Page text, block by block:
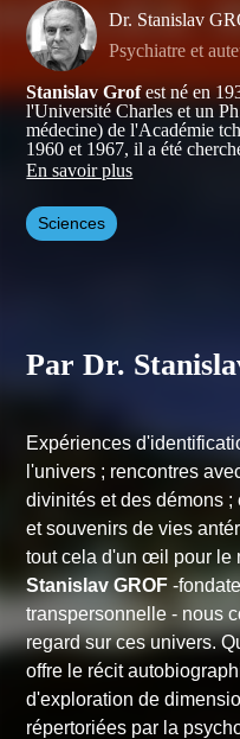
Dr. Stanislav
Psychiatre et
Stanislav Grofest né en
l'Université Charles et un
médecine) de l'Académie
1960 et 1967, il a été
de recherche psychédélique
psychiatrique de Prague, en
Depuis plus d'une
Stanislav Grof, conduit des
psychothérapie
En savoir plus
Sciences
Par Dr.
Expériences
l'univers ; rencontres
divinités et des démons
et souvenirs de vies
tout cela d'un œil pour le
Stanislav GROF -
transpersonnelle - nous
regard sur ces univers.
offre le récit
d'exploration de
répertoriées par la